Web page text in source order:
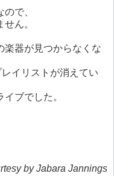
で、
ん。
楽器が見つからなくな
イリストが消えてい
ブでした。
by Jabara Jannings